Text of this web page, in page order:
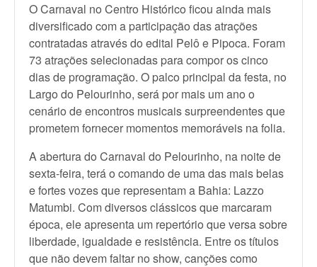
O Carnaval no Centro Histórico ficou ainda mais
diversificado com a participação das atrações
contratadas através do edital Pelô e Pipoca. Foram
73 atrações selecionadas para compor os cinco
dias de programação. O palco principal da festa, no
Largo do Pelourinho, será por mais um ano o
cenário de encontros musicais surpreendentes que
prometem fornecer momentos memoráveis na folia.
A abertura do Carnaval do Pelourinho, na noite de
sexta-feira, terá o comando de uma das mais belas
e fortes vozes que representam a Bahia: Lazzo
Matumbi. Com diversos clássicos que marcaram
época, ele apresenta um repertório que versa sobre
liberdade, igualdade e resistência. Entre os títulos
que não devem faltar no show, canções como